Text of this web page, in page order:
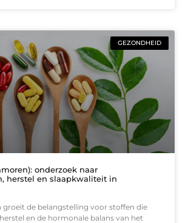
GEZONDHEID
onderzoek naar
herstel en slaapkwaliteit in
groeit de belangstelling voor stoffen die
en de hormonale balans van het